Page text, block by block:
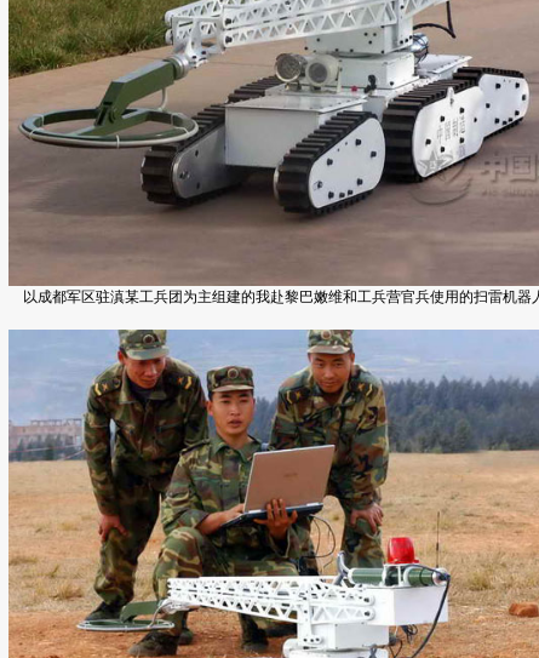
以成都军区驻滇某工兵团为主组建的我赴黎巴嫩维和工兵营官兵使用的扫雷机器